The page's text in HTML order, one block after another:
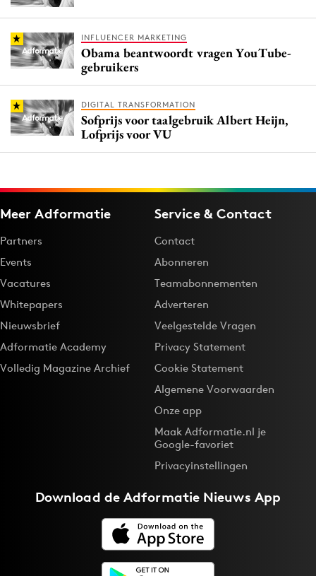
INFLUENCER MARKETING
Obama beantwoordt vragen YouTube-
gebruikers
DIGITAL TRANSFORMATION
Sofprijs voor taalgebruik Albert Heijn,
Lofprijs voor VU
Meer Adformatie
Partners
Events
Vacatures
Whitepapers
Nieuwsbrief
Adformatie Academy
Volledig Magazine Archief
Service & Contact
Contact
Abonneren
Teamabonnementen
Adverteren
Veelgestelde Vragen
Privacy Statement
Cookie Statement
Algemene Voorwaarden
Onze app
Maak Adformatie.nl je
Google-favoriet
Privacyinstellingen
Download deAdformatie Nieuws App